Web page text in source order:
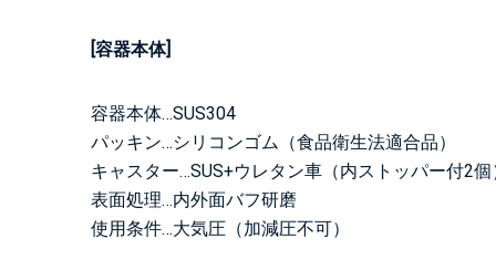
[容器本体]
容器本体…SUS304
パッキン…シリコンゴム（食品衛生法適合品）
キャスター…SUS+ウレタン車（内ストッパー付2個
表面処理…内外面バフ研磨
使用条件…大気圧（加減圧不可）